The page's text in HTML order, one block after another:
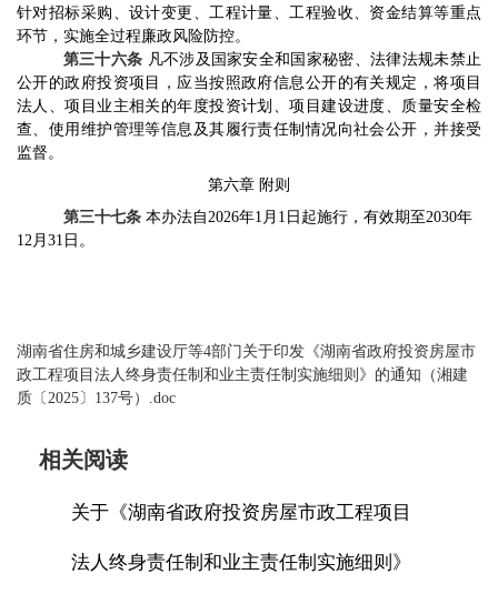
针对招标采购、设计变更、工程计量、工程验收、资金结算等重点
环节，实施全过程廉政风险防控。
第三十六条 凡不涉及国家安全和国家秘密、法律法规未禁止
公开的政府投资项 目，应当按照政府信息公开的有关规定，将项目
法人、项目业主相关的年度投资计划、项目建设进度、质量安全检
查、使用维护管理等信息及其履行责任制情况向社会公开，并接受
监督。
第六章 附则
第三十七条 本办法自2026年1 月 1 日起施行，有效期至2030年
12月 31 日。
湖南省住房和城乡建设厅等4部门关于印发《湖南省政府投资房屋市
政工程项目法人终身责任制和业主责任制实施细则》的通知（湘建
质〔2025〕137号）.doc
相关阅读
关于《湖南省政府投资房屋市政工程项目
法人终身责任制和业主责任制实施细则》